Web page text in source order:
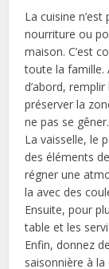
La cuisine
nourriture ou
maison. C’est
toute la famille.
d’abord,
préserver la
ne pas se
La vaisselle, le
des éléments
régner une
la avec des
Ensuite, pour
table et les
Enfin, donnez
saisonnière à